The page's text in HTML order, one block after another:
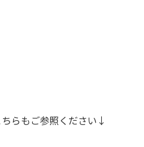
らもご参照ください↓